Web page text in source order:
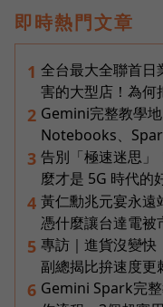
即時熱門文章
1 全台最大全聯首日
害的大型店！為何
2 Gemini完整教學
Notebooks、
3 告別「極速迷思
麼才是 5G 時代的
4 黃仁勳兆元宴永遠
憑什麼讓台達電被
5 專訪｜進貨沒變
副總揭比拚速度更
6 Gemini Spark完